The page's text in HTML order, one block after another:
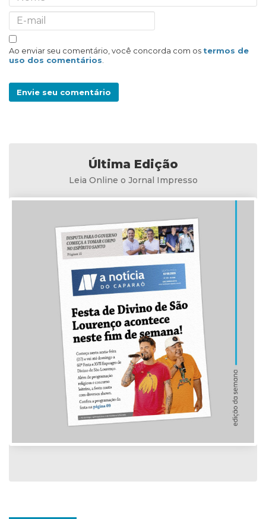
Ao enviar seu comentário, você concorda com os termos de
uso dos comentários.
Envie seu comentário
Última Edição
Leia Online o Jornal Impresso